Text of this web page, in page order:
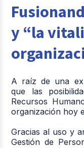
y “la
A raíz de una
que las
Recursos
organización hoy
Gracias al uso y
Gestión de